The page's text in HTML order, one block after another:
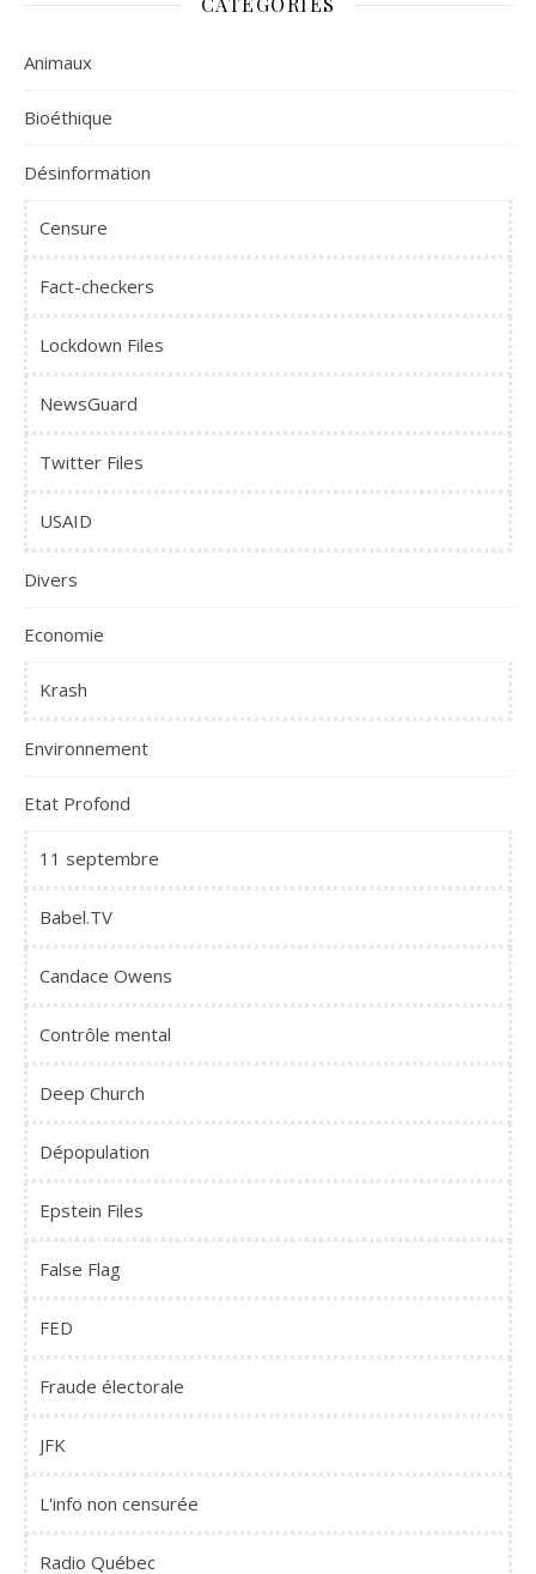
Animaux
Bioéthique
Désinformation
Censure
Fact-checkers
Lockdown Files
NewsGuard
Twitter Files
USAID
Divers
Economie
Krash
Environnement
Etat Profond
11 septembre
Babel.TV
Candace Owens
Contrôle mental
Deep Church
Dépopulation
Epstein Files
False Flag
FED
Fraude électorale
JFK
L'info non censurée
Radio Québec